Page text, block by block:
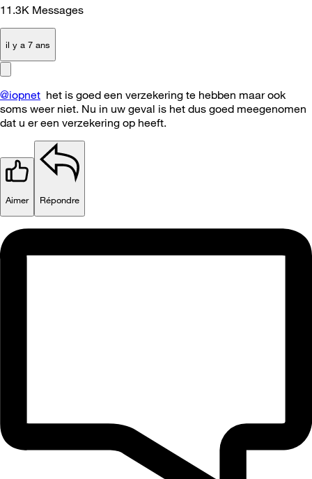
11.3K Messages
il y a 7 ans
@iopnet het is goed een verzekering te hebben maar ook
soms weer niet. Nu in uw geval is het dus goed meegenomen
dat u er een verzekering op heeft.
Aimer Répondre